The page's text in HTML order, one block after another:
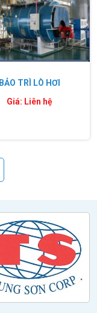
BẢO TRÌ LÒ HƠI
Giá: Liên hệ